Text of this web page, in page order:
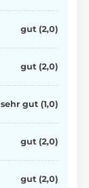
gut (2,0)
gut (2,0)
sehr gut (1,0)
gut (2,0)
gut (2,0)